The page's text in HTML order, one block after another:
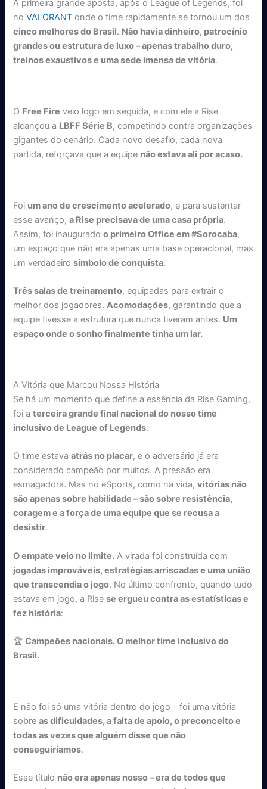
A primeira grande aposta, após o League of Legends, foi
noVALORANT onde o time rapidamente se tornou um dos
cinco melhores do Brasil. Não havia dinheiro, patrocínio
grandes ou estrutura de luxo – apenas trabalho duro,
treinos exaustivos e uma sede imensa de vitória.
O Free Fire veio logo em seguida, e com ele a Rise
alcançou a LBFF Série B, competindo contra organizações
gigantes do cenário. Cada novo desafio, cada nova
partida, reforçava que a equipe não estava ali por acaso.
Foi um ano de crescimento acelerado, e para sustentar
esse avanço,a Rise precisava de uma casa própria.
Assim, foi inauguradoo primeiro Office em #Sorocaba,
um espaço que não era apenas uma base operacional, mas
um verdadeirosímbolo de conquista.
Três salas de treinamento, equipadas para extrair o
melhor dos jogadores.Acomodações, garantindo que a
equipe tivesse a estrutura que nunca tiveram antes. Um
espaço onde o sonho finalmente tinha um lar.
A Vitória que Marcou Nossa História
Se há um momento que define a essência da Rise Gaming,
foi aterceira grande final nacional do nosso time
inclusivo de League of Legends.
O time estavaatrás no placar, e o adversário já era
considerado campeão por muitos. A pressão era
esmagadora. Mas no eSports, como na vida,vitórias não
são apenas sobre habilidade – são sobre resistência,
coragem e a força de uma equipe que se recusa a
desistir.
O empate veio no limite. A virada foi construída com
jogadas improváveis, estratégias arriscadas e uma união
que transcendia o jogo. No último confronto, quando tudo
estava em jogo, a Risese ergueu contra as estatísticas e
fez história:
🏆Campeões nacionais. O melhor time inclusivo do
Brasil.
E não foi só uma vitória dentro do jogo – foi uma vitória
sobreas dificuldades, a falta de apoio, o preconceito e
todas as vezes que alguém disse que não
conseguiríamos.
Esse título não era apenas nosso – era de todos que